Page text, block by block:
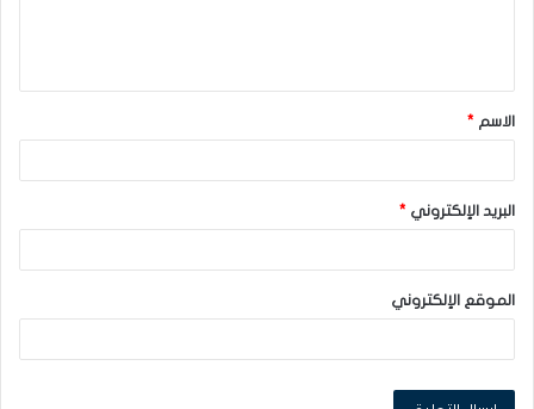
ق
*
الاسم *
البريد الإلكتروني *
الموقع الإلكتروني